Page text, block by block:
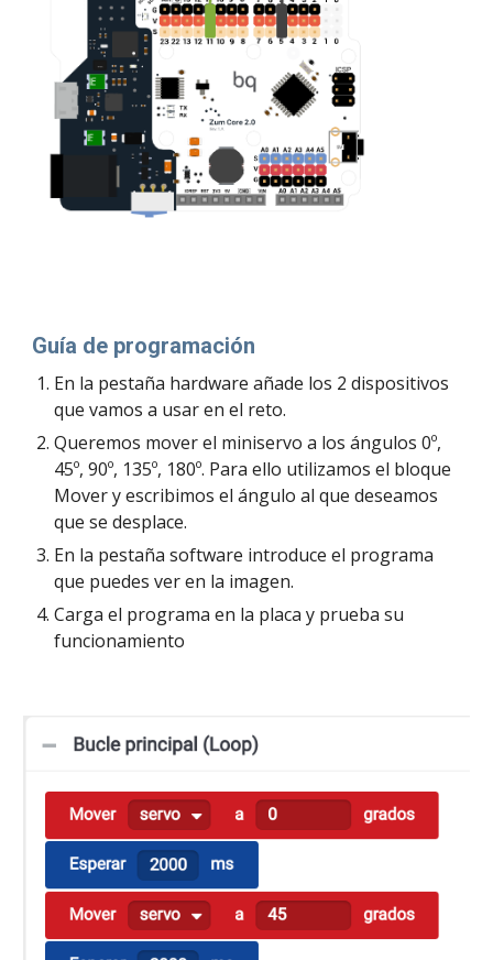
Guía de programación
En la pestaña hardware añade los 2 dispositivos
que vamos a usar en el reto.
Queremos mover el miniservo a los ángulos 0º,
45º, 90º, 135º, 180º. Para ello utilizamos el bloque
Mover y escribimos el ángulo al que deseamos
que se desplace.
En la pestaña software introduce el programa
que puedes ver en la imagen.
Carga el programa en la placa y prueba su
funcionamiento